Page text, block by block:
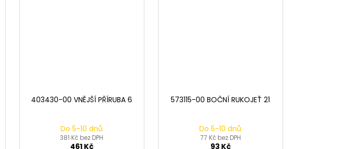
403430-00 VNĚJŠÍ PŘÍRUBA 6
Do 5-10 dnů
381 Kč bez DPH
461 Kč
573115-00 BOČNÍ RUKOJEŤ 21
Do 5-10 dnů
77 Kč bez DPH
93 Kč